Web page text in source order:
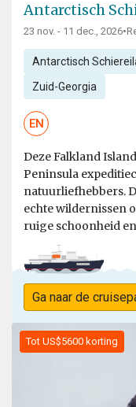
Antarctisch
23 nov. - 11 dec., 2026•
Antarctisch
Zuid-Georgia
EN
Deze Falkland
Peninsula
natuurliefhebbers.
echte wildernissen
ruige schoonheid
Ga naar de
Tot US$5600 korting